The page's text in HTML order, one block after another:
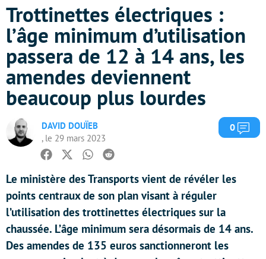
Trottinettes électriques :
l’âge minimum d’utilisation
passera de 12 à 14 ans, les
amendes deviennent
beaucoup plus lourdes
DAVID DOUÏEB
, le 29 mars 2023
0
Facebook
TwitterWhatsapp
Reddit
Le ministère des Transports vient de révéler les
points centraux de son plan visant à réguler
l’utilisation des trottinettes électriques sur la
chaussée. L’âge minimum sera désormais de 14 ans.
Des amendes de 135 euros sanctionneront les